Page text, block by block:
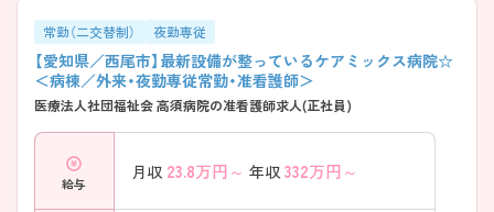
常勤（二交替制） 夜勤専従
【愛知県／西尾市】最新設備が整っているケアミックス病院☆
＜病棟／外来・夜勤専従常勤・准看護師＞
医療法人社団福祉会 高須病院の准看護師求人(正社員)
給与
月収 23.8万円～ 年収 332万円～